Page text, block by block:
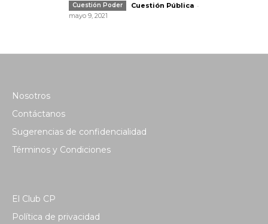
Cuestión Poder Cuestión Pública -
mayo 9, 2021
Nosotros
Contáctanos
Sugerencias de confidencialidad
Términos y Condiciones
El Club CP
Política de privacidad